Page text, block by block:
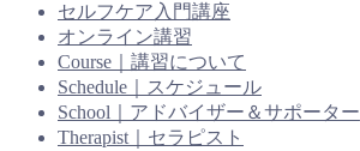
セルフケア入門講座
オンライン講習
Course｜講習について
Schedule｜スケジュール
School｜アドバイザー＆サポーター
Therapist｜セラピスト